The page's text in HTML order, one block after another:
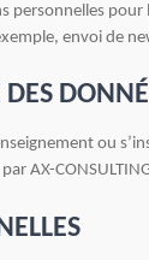
personnelles
envoi de
ou
AX-